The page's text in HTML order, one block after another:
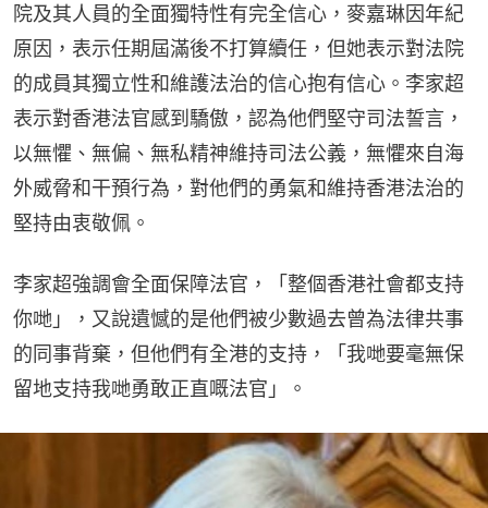
院及其人員的全面獨特性有完全信心，麥嘉琳因年紀
原因，表示任期屆滿後不打算續任，但她表示對法院
的成員其獨立性和維護法治的信心抱有信心。李家超
表示對香港法官感到驕傲，認為他們堅守司法誓言，
以無懼、無偏、無私精神維持司法公義，無懼來自海
外威脅和干預行為，對他們的勇氣和維持香港法治的
堅持由衷敬佩。
李家超強調會全面保障法官，「整個香港社會都支持
你哋」，又說遺憾的是他們被少數過去曾為法律共事
的同事背棄，但他們有全港的支持，「我哋要毫無保
留地支持我哋勇敢正直嘅法官」。